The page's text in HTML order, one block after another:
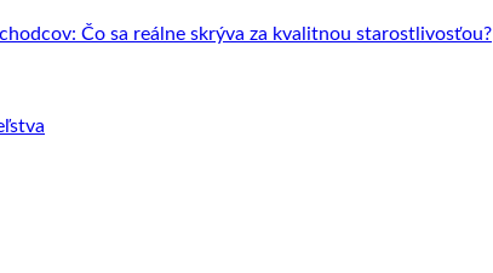
Čo sa reálne skrýva za kvalitnou starostlivosťou?